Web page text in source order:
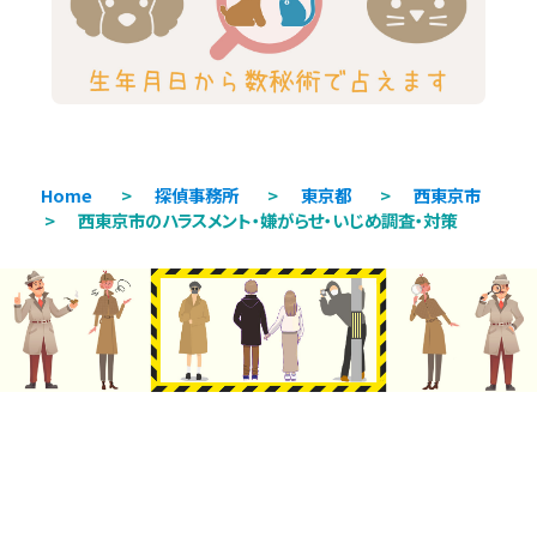
Home > 探偵事務所 > 東京都 >
西東京市
>
西東京市のハラスメント・嫌がらせ・いじめ調査・対策